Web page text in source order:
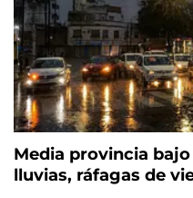
Media provincia
lluvias, ráfagas de